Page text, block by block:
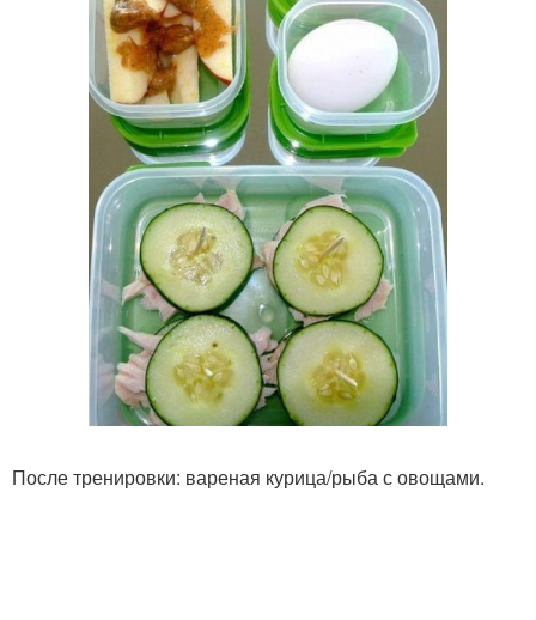
После тренировки: вареная курица/рыба с овощами.